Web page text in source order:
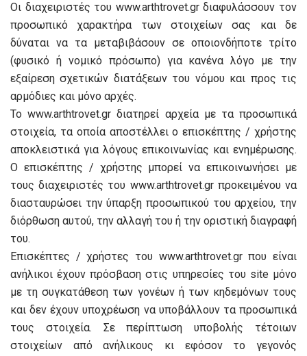
Οι διαχειριστές του www.arthtrovet.gr διαφυλάσσουν τον
προσωπικό χαρακτήρα των στοιχείων σας και δε
δύναται να τα μεταβιβάσουν σε οποιονδήποτε τρίτο
(φυσικό ή νομικό πρόσωπο) για κανένα λόγο με την
εξαίρεση σχετικών διατάξεων του νόμου και προς τις
αρμόδιες και μόνο αρχές.
Το www.arthtrovet.gr διατηρεί αρχεία με τα προσωπικά
στοιχεία, τα οποία αποστέλλει ο επισκέπτης / χρήστης
αποκλειστικά για λόγους επικοινωνίας και ενημέρωσης.
Ο επισκέπτης / χρήστης μπορεί να επικοινωνήσει με
τους διαχειριστές του www.arthtrovet.gr προκειμένου να
διασταυρώσει την ύπαρξη προσωπικού του αρχείου, την
διόρθωση αυτού, την αλλαγή του ή την οριστική διαγραφή
του.
Επισκέπτες / χρήστες του www.arthtrovet.gr που είναι
ανήλικοι έχουν πρόσβαση στις υπηρεσίες του site μόνο
με τη συγκατάθεση των γονέων ή των κηδεμόνων τους
και δεν έχουν υποχρέωση να υποβάλλουν τα προσωπικά
τους στοιχεία. Σε περίπτωση υποβολής τέτοιων
στοιχείων από ανήλικους κι εφόσον το γεγονός